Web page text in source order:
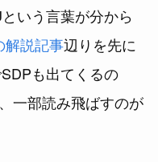
いう言葉が分から
解説記事辺りを先に
も出てくるの
一部読み飛ばすのが